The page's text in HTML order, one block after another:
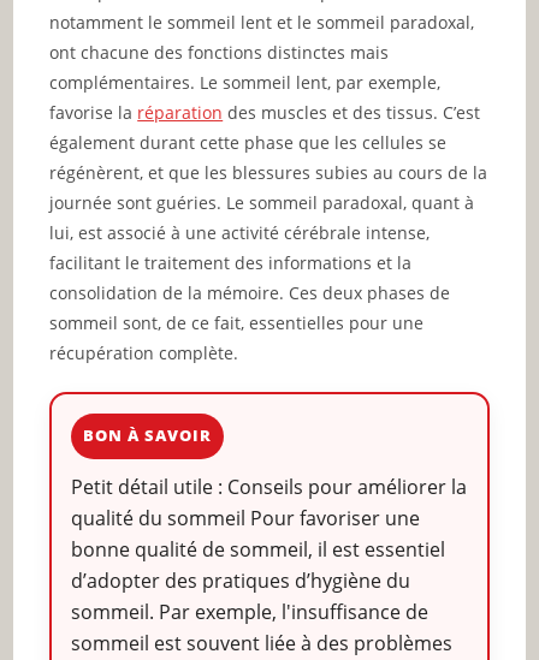
notamment le sommeil lent et le sommeil paradoxal,
ont chacune des fonctions distinctes mais
complémentaires. Le sommeil lent, par exemple,
favorise la réparation des muscles et des tissus. C’est
également durant cette phase que les cellules se
régénèrent, et que les blessures subies au cours de la
journée sont guéries. Le sommeil paradoxal, quant à
lui, est associé à une activité cérébrale intense,
facilitant le traitement des informations et la
consolidation de la mémoire. Ces deux phases de
sommeil sont, de ce fait, essentielles pour une
récupération complète.
BON À SAVOIR
Petit détail utile : Conseils pour améliorer la
qualité du sommeil Pour favoriser une
bonne qualité de sommeil, il est essentiel
d’adopter des pratiques d’hygiène du
sommeil. Par exemple, l'insuffisance de
sommeil est souvent liée à des problèmes